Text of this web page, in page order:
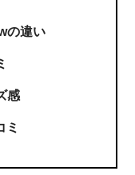
の違い
感
ミ